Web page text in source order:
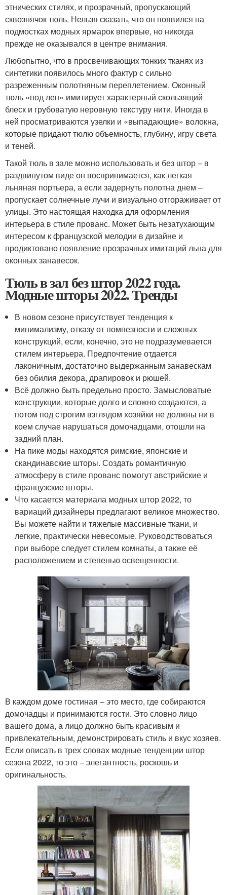
этнических стилях, и прозрачный, пропускающий
сквознячок тюль. Нельзя сказать, что он появился на
подмостках модных ярмарок впервые, но никогда
прежде не оказывался в центре внимания.
Любопытно, что в просвечивающих тонких тканях из
синтетики появилось много фактур с сильно
разреженным полотняным переплетением. Оконный
тюль «под лен» имитирует характерный скользящий
блеск и грубоватую неровную текстуру нити. Иногда в
ней просматриваются узелки и «выпадающие» волокна,
которые придают тюлю объемность, глубину, игру света
и теней.
Такой тюль в зале можно использовать и без штор – в
раздвинутом виде он воспринимается, как легкая
льняная портьера, а если задернуть полотна днем –
пропускает солнечные лучи и визуально отгораживает от
улицы. Это настоящая находка для оформления
интерьера в стиле прованс. Может быть незатухающим
интересом к французской мелодии в дизайне и
продиктовано появление прозрачных имитаций льна для
оконных занавесок.
Тюль в зал без штор 2022 года.
Модные шторы 2022. Тренды
В новом сезоне присутствует тенденция к
минимализму, отказу от помпезности и сложных
конструкций, если, конечно, это не подразумевается
стилем интерьера. Предпочтение отдается
лаконичным, достаточно выдержанным занавескам
без обилия декора, драпировок и рюшей.
Всё должно быть предельно просто. Замысловатые
конструкции, которые долго и сложно создаются, а
потом под строгим взглядом хозяйки не должны ни в
коем случае нарушаться домочадцами, отошли на
задний план.
На пике моды находятся римские, японские и
скандинавские шторы. Создать романтичную
атмосферу в стиле прованс помогут австрийские и
французские шторы.
Что касается материала модных штор 2022, то
вариаций дизайнеры предлагают великое множество.
Вы можете найти и тяжелые массивные ткани, и
легкие, практически невесомые. Руководствоваться
при выборе следует стилем комнаты, а также её
расположением и степенью освещенности.
В каждом доме гостиная – это место, где собираются
домочадцы и принимаются гости. Это словно лицо
вашего дома, а лицо должно быть красивым и
привлекательным, демонстрировать стиль и вкус хозяев.
Если описать в трех словах модные тенденции штор
сезона 2022, то это – элегантность, роскошь и
оригинальность.